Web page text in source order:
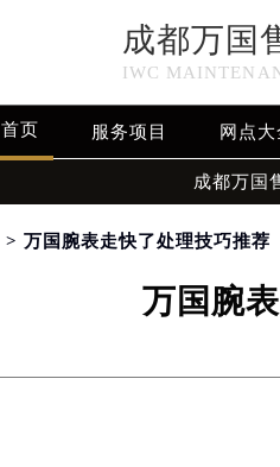
成都万国
IWC
首页 服务项目 网点大
成都万国
> 万国腕表走快了处理技巧推荐
万国腕